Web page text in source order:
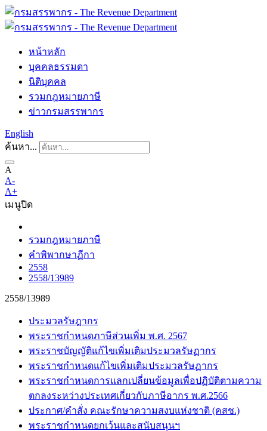
หน้าหลัก
บุคคลธรรมดา
นิติบุคคล
รวมกฎหมายภาษี
ข่าวกรมสรรพากร
English
ค้นหา...
A
A-
A+
เมนูปิด
รวมกฎหมายภาษี
คำพิพากษาฏีกา
2558
2558/13989
2558/13989
ประมวลรัษฎากร
พระราชกำหนดภาษีส่วนเพิ่ม พ.ศ. 2567
พระราชบัญญัติแก้ไขเพิ่มเติมประมวลรัษฏากร
พระราชกำหนดแก้ไขเพิ่มเติมประมวลรัษฏากร
พระราชกำหนดการแลกเปลี่ยนข้อมูลเพื่อปฏิบัติตามความ
ตกลงระหว่างประเทศเกี่ยวกับภาษีอากร พ.ศ.2566
ประกาศ/คำสั่ง คณะรักษาความสงบแห่งชาติ (คสช.)
พระราชกำหนดยกเว้นและสนับสนุนฯ